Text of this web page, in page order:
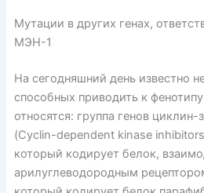
Мутации в других генах,
МЭН-1
На сегодняшний день известно
способных приводить к
относятся: группа генов
(Cyclin-dependent kinase
который кодирует белок,
арилуглеводородным